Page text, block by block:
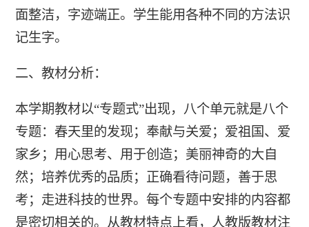
面整洁，字迹端正。学生能用各种不同的方法识
记生字。
二、教材分析：
本学期教材以“专题式”出现，八个单元就是八个
专题：春天里的发现；奉献与关爱；爱祖国、爱
家乡；用心思考、用于创造；美丽神奇的大自
然；培养优秀的品质；正确看待问题，善于思
考；走进科技的世界。每个专题中安排的内容都
是密切相关的。从教材特点上看，人教版教材注